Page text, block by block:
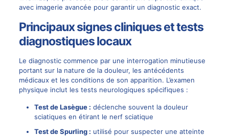
avec imagerie avancée pour garantir un diagnostic exact.
Principaux signes cliniques et tests
diagnostiques locaux
Le diagnostic commence par une interrogation minutieuse
portant sur la nature de la douleur, les antécédents
médicaux et les conditions de son apparition. L’examen
physique inclut les tests neurologiques spécifiques :
Test de Lasègue : déclenche souvent la douleur
sciatiques en étirant le nerf sciatique
Test de Spurling : utilisé pour suspecter une atteinte